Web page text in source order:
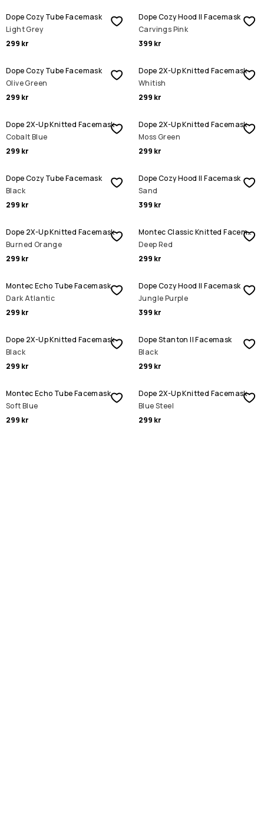
Dope Cozy Tube Facemask
Light Grey
299 kr
Dope Cozy Hood II Facemask
Carvings Pink
399 kr
Dope Cozy Tube Facemask
Olive Green
299 kr
Dope 2X-Up Knitted Facemask
Whitish
299 kr
Dope 2X-Up Knitted Facemask
Cobalt Blue
299 kr
Dope 2X-Up Knitted Facemask
Moss Green
299 kr
Dope Cozy Tube Facemask
Black
299 kr
Dope Cozy Hood II Facemask
Sand
399 kr
Dope 2X-Up Knitted Facemask
Burned Orange
299 kr
Montec Classic Knitted Facemask
Deep Red
299 kr
Montec Echo Tube Facemask
Dark Atlantic
299 kr
Dope Cozy Hood II Facemask
Jungle Purple
399 kr
Dope 2X-Up Knitted Facemask
Black
299 kr
Dope Stanton II Facemask
Black
299 kr
Montec Echo Tube Facemask
Soft Blue
299 kr
Dope 2X-Up Knitted Facemask
Blue Steel
299 kr